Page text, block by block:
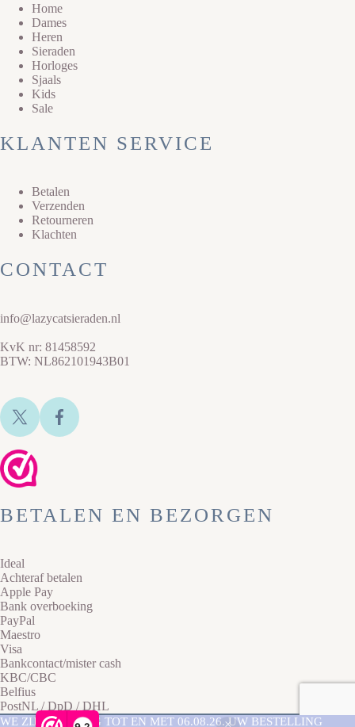
WE ZIJN AFWEZIG TOT EN MET 06.08.26. UW BESTELLING
Home
Dames
Heren
Sieraden
Horloges
Sjaals
Kids
Sale
KLANTEN SERVICE
Betalen
Verzenden
Retourneren
Klachten
CONTACT
info@lazycatsieraden.nl
KvK nr: 81458592
BTW: NL862101943B01
BETALEN EN BEZORGEN
Ideal
Achteraf betalen
Apple Pay
Bank overboeking
PayPal
Maestro
Visa
Bankcontact/mister cash
KBC/CBC
Belfius
PostNL / DpD / DHL
Copyright © 2026 Lazy Cat Sieraden - Privacyverklaring-